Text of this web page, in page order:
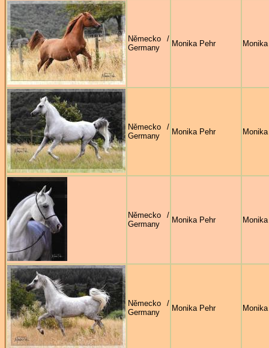
Německo /
Germany
Monika Pehr
Německo /
Germany
Monika Pehr
Německo /
Germany
Monika Pehr
Německo /
Germany
Monika Pehr